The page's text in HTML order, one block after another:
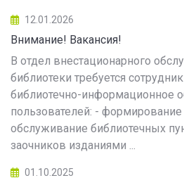
12.01.2026
Внимание! Вакансия!
В отдел внестационарного
библиотеки требуется
библиотечно-информационное
пользователей: - формирование
обслуживание библиотечных
заочников изданиями ...
01.10.2025